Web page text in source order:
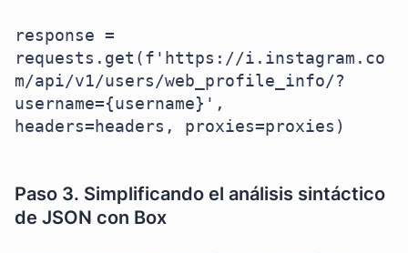
response =
requests.get(f'https://i.instagram.co
m/api/v1/users/web_profile_info/?
username={username}',
headers=headers, proxies=proxies)
Paso 3. Simplificando el análisis sintáctico
de JSON con Box